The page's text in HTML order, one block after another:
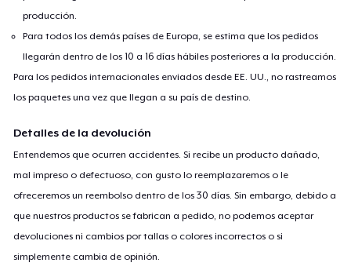
producción.
Para todos los demás países de Europa, se estima que los pedidos
llegarán dentro de los 10 a 16 días hábiles posteriores a la producción.
Para los pedidos internacionales enviados desde EE. UU., no rastreamos
los paquetes una vez que llegan a su país de destino.
Detalles de la devolución
Entendemos que ocurren accidentes. Si recibe un producto dañado,
mal impreso o defectuoso, con gusto lo reemplazaremos o le
ofreceremos un reembolso dentro de los 30 días. Sin embargo, debido a
que nuestros productos se fabrican a pedido, no podemos aceptar
devoluciones ni cambios por tallas o colores incorrectos o si
simplemente cambia de opinión.